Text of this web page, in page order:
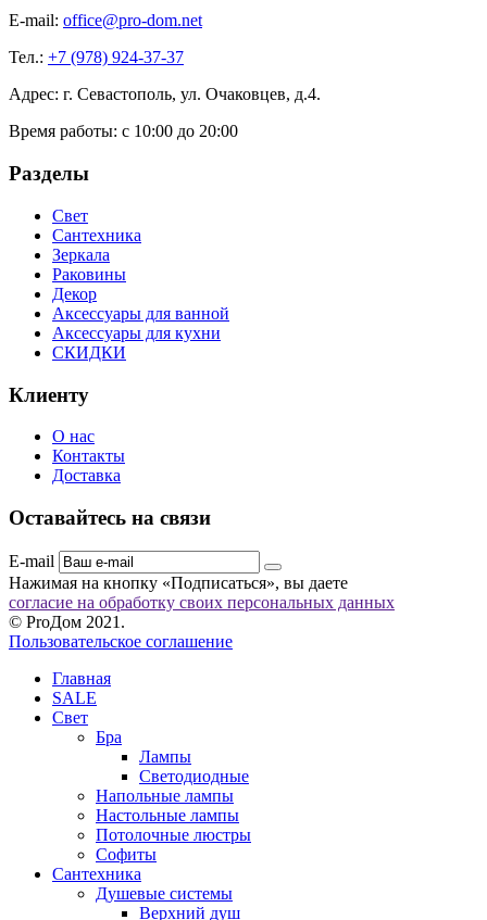
E-mail: office@pro-dom.net
Тел.: +7 (978) 924-37-37
Адрес: г. Севастополь, ул. Очаковцев, д.4.
Время работы: с 10:00 до 20:00
Разделы
Свет
Сантехника
Зеркала
Раковины
Декор
Аксессуары для ванной
Аксессуары для кухни
СКИДКИ
Клиенту
О нас
Контакты
Доставка
Оставайтесь на связи
E-mail
Нажимая на кнопку «Подписаться», вы даете
согласие на обработку своих персональных данных
© ProДом 2021.
Пользовательское соглашение
Главная
SALE
Свет
Бра
Лампы
Светодиодные
Напольные лампы
Настольные лампы
Потолочные люстры
Софиты
Сантехника
Душевые системы
Верхний душ